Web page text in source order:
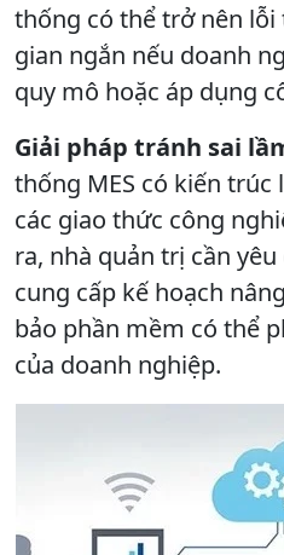
thống có thể trở nên
gian ngắn nếu doanh
quy mô hoặc áp dụng
Giải pháp tránh sai
thống MES có kiến trúc
các giao thức công
ra, nhà quản trị cần
cung cấp kế hoạch
bảo phần mềm có thể
của doanh nghiệp.